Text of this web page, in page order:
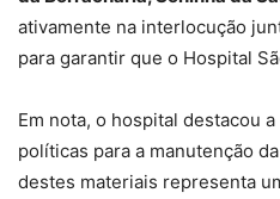
ativamente na interlocução
para garantir que o Hospital
Em nota, o hospital destacou
políticas para a manutenção
destes materiais representa